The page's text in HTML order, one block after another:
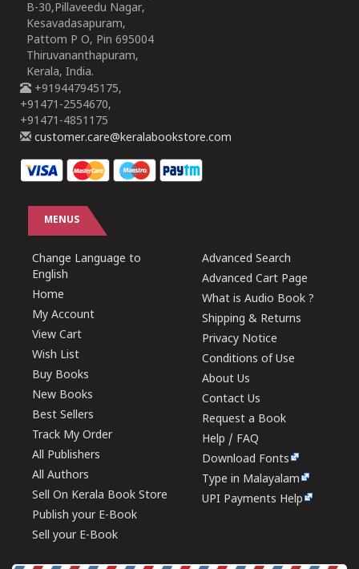
B-30,Pillaveedu Nagar,
Kesavadasapuram,
Pattom P O, Pin 695004
Thiruvananthapuram,
Kerala, India.
+919447945175,
+91471-2554670,
+91471-4851175
customer.care@keralabookstore.com
MENUS
Change Language to
English
Home
My Account
View Cart
Wish List
Buy Books
New Books
Best Sellers
Track My Order
All Publishers
All Authors
Sell On Kerala Book Store
Publish your E-Book
Sell your E-Book
Advanced Search
Advanced Cart Page
What is Audio Book ?
Shipping & Returns
Privacy Notice
Conditions of Use
About Us
Contact Us
Request a Book
Help / FAQ
Download Fonts
Type in Malayalam
UPI Payments Help